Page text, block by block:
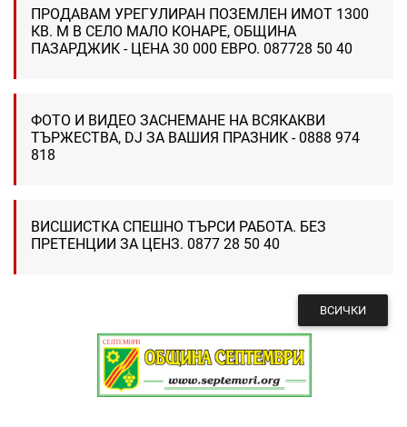
ПРОДАВАМ УРЕГУЛИРАН ПОЗЕМЛЕН ИМОТ 1300
КВ. М В СЕЛО МАЛО КОНАРЕ, ОБЩИНА
ПАЗАРДЖИК - ЦЕНА 30 000 ЕВРО. 087728 50 40
ФОТО И ВИДЕО ЗАСНЕМАНЕ НА ВСЯКАКВИ
ТЪРЖЕСТВА, DJ ЗА ВАШИЯ ПРАЗНИК - 0888 974
818
ВИСШИСТКА СПЕШНО ТЪРСИ РАБОТА. БЕЗ
ПРЕТЕНЦИИ ЗА ЦЕНЗ. 0877 28 50 40
ВСИЧКИ